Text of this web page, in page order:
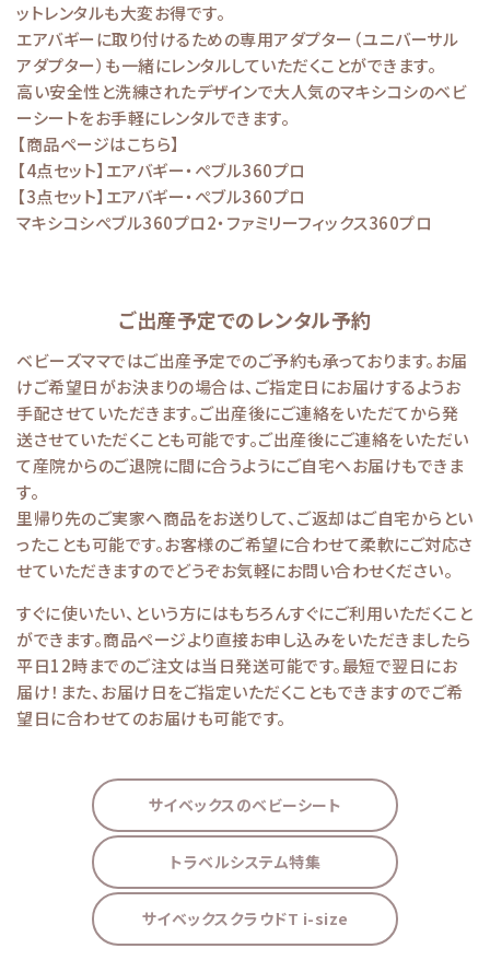
ットレンタルも大変お得です。
エアバギーに取り付けるための専用アダプター（ユニバーサル
アダプター）も一緒にレンタルしていただくことができます。
高い安全性と洗練されたデザインで大人気のマキシコシのベビ
ーシートをお手軽にレンタルできます。
【商品ページはこちら】
【4点セット】エアバギー・ぺブル360プロ
【3点セット】エアバギー・ぺブル360プロ
マキシコシぺブル360プロ2・ファミリーフィックス360プロ
ご出産予定でのレンタル予約
ベビーズママではご出産予定でのご予約も承っております。お届
けご希望日がお決まりの場合は、ご指定日にお届けするようお
手配させていただきます。ご出産後にご連絡をいただてから発
送させていただくことも可能です。ご出産後にご連絡をいただい
て産院からのご退院に間に合うようにご自宅へお届けもできま
す。
里帰り先のご実家へ商品をお送りして、ご返却はご自宅からとい
ったことも可能です。お客様のご希望に合わせて柔軟にご対応さ
せていただきますのでどうぞお気軽にお問い合わせください。
すぐに使いたい、という方にはもちろんすぐにご利用いただくこと
ができます。商品ページより直接お申し込みをいただきましたら
平日12時までのご注文は当日発送可能です。最短で翌日にお
届け！また、お届け日をご指定いただくこともできますのでご希
望日に合わせてのお届けも可能です。
サイベックスのベビーシート
トラベルシステム特集
サイベックスクラウドT i-size